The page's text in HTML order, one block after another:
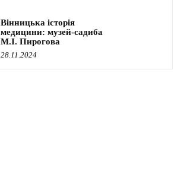
Вінницька історія
медицини: музей-садиба
М.І. Пирогова
28.11.2024